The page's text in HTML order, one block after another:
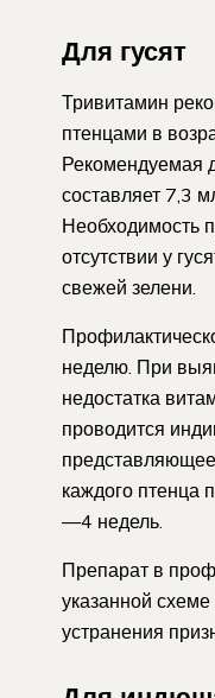
Для гусят
Тривитамин
птенцами в
Рекомендуемая
составляет 7,3
Необходимость
отсутствии у
свежей зелени.
неделю. При
недостатка
проводится
каждого птенца
—4 недель.
Препарат в
указанной
устранения